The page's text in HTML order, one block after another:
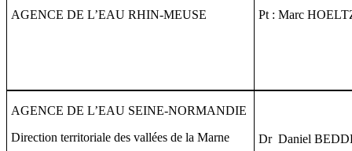
AGENCE DE L’EAU RHIN-MEUSE Pt : Marc
AGENCE DE L’EAU SEINE-NORMANDIE
Direction territoriale des vallées de la Marne
Dr Daniel